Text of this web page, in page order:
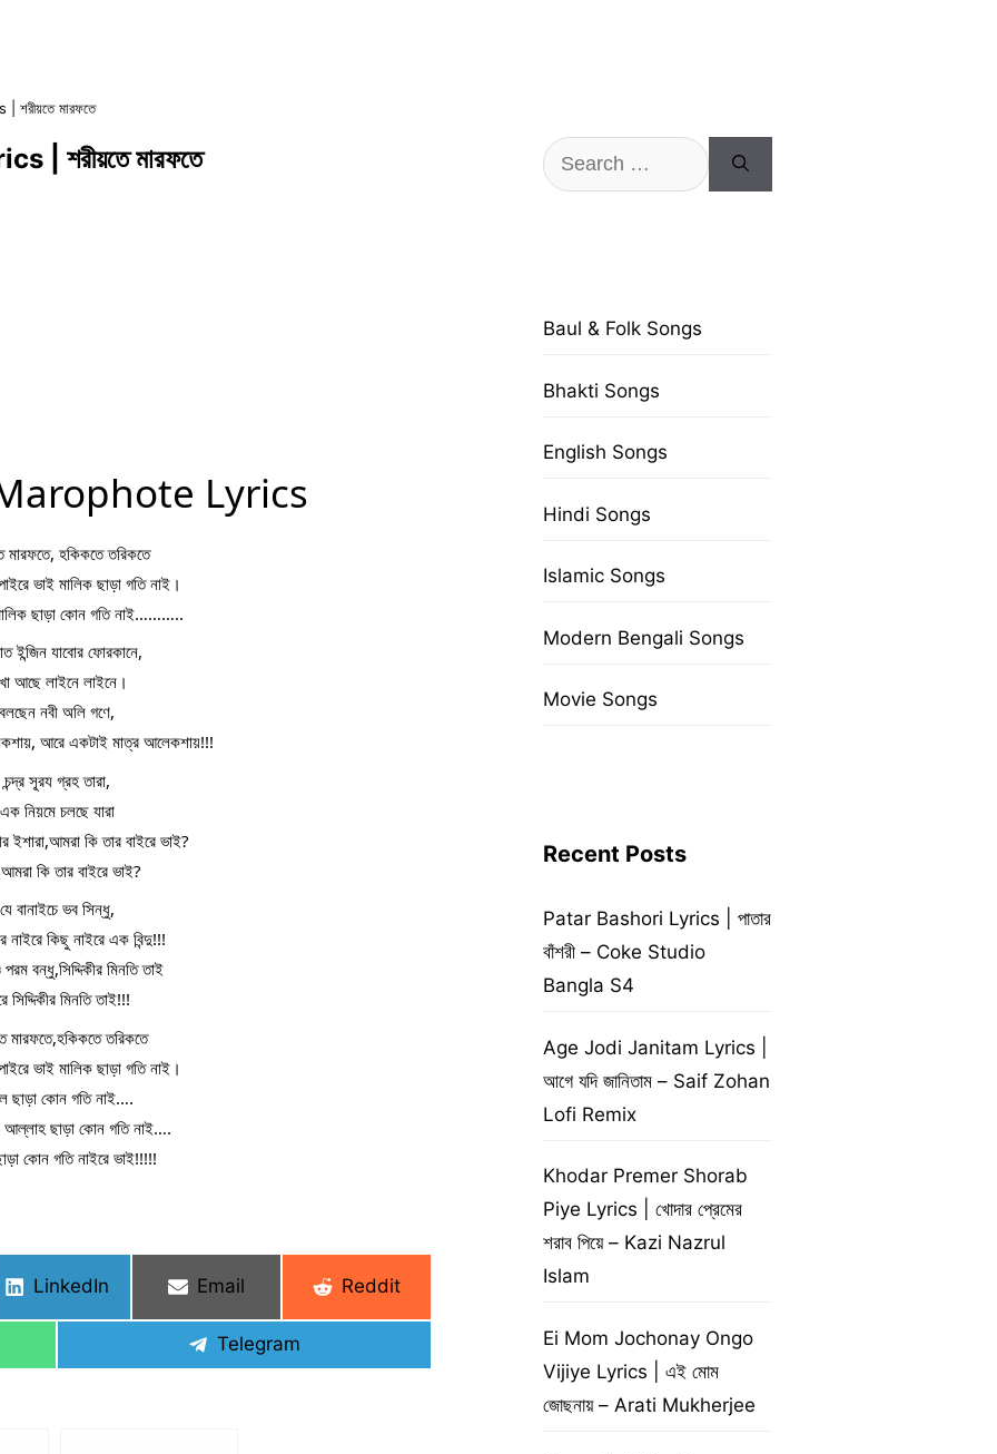
মারফতে
শরীয়তে মারফতে
Lyrics
মারফতে, হকিকতে তরিকতে
ভাই মালিক ছাড়া গতি নাই।
ছাড়া কোন গতি নাই………..
ইন্জিন যাবোর ফোরকানে,
আছে লাইনে লাইনে।
বলছেন নবী অলি গণে,
আরে একটাই মাত্র আলেকশায়!!!
চন্দ্র সূ্রয গ্রহ তারা,
এক নিয়মে চলছে যারা
ইশারা,আমরা কি তার বাইরে ভাই?
কি তার বাইরে ভাই?
যে বানাইচে ভব সিন্ধু,
নাইরে কিছু নাইরে এক বিন্দু!!!
বন্ধু,সিদ্দিকীর মিনতি তাই
সিদ্দিকীর মিনতি তাই!!!
মারফতে,হকিকতে তরিকতে
ভাই মালিক ছাড়া গতি নাই।
ছাড়া কোন গতি নাই….
আল্লাহ ছাড়া কোন গতি নাই….
কোন গতি নাইরে ভাই!!!!!
Share
LinkedIn
Share
Email
Share
Reddit
Share
Telegram
Search
for:
Baul & Folk Songs
Bhakti Songs
English Songs
Hindi Songs
Islamic Songs
Modern Bengali Songs
Movie Songs
Recent Posts
Patar Bashori Lyrics | পাতার
বাঁশরী – Coke Studio
Bangla S4
Age Jodi Janitam Lyrics |
আগে যদি জানিতাম – Saif Zohan
Lofi Remix
Khodar Premer Shorab
Piye Lyrics | খোদার প্রেমের
শরাব পিয়ে – Kazi Nazrul
Islam
Ei Mom Jochonay Ongo
Vijiye Lyrics | এই মোম
জোছনায় – Arati Mukherjee